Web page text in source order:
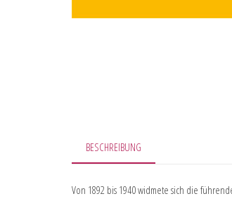
BESCHREIBUNG
Von 1892 bis 1940 widmete sich die